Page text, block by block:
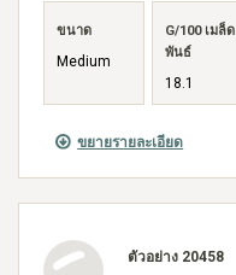
ขยายรายละเอียด
ขนาด
Medium
G/100 เมล็ด
พันธ์
18.1
ตัวอย่าง 20458